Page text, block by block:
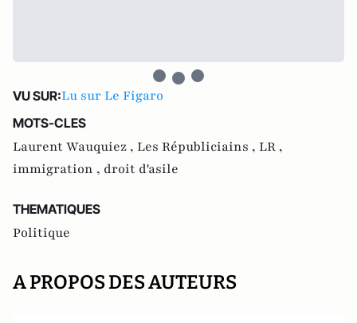
VU SUR:Lu sur Le Figaro
MOTS-CLES
Laurent Wauquiez , Les Républiciains , LR ,
immigration , droit d'asile
THEMATIQUES
Politique
A PROPOS DES AUTEURS